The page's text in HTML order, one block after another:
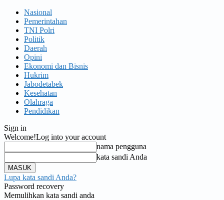
Nasional
Pemerintahan
TNI Polri
Politik
Daerah
Opini
Ekonomi dan Bisnis
Hukrim
Jabodetabek
Kesehatan
Olahraga
Pendidikan
Sign in
Welcome!Log into your account
nama pengguna
kata sandi Anda
Lupa kata sandi Anda?
Password recovery
Memulihkan kata sandi anda